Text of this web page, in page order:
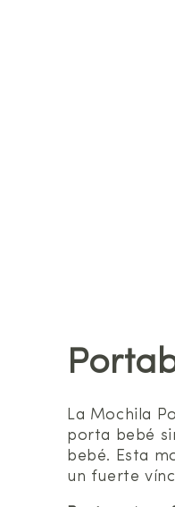
La Mochila
porta bebé
bebé. Esta
un fuerte